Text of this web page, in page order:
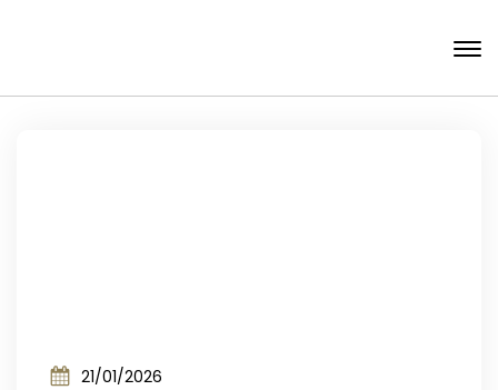
21/01/2026